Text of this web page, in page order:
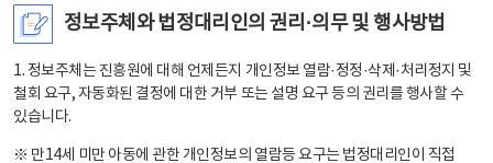
정보주체와 법정대리인의 권리·의무 및 행사방법
1. 정보주체는 진흥원에 대해 언제든지 개인정보 열람·정정·삭제·처리정지 및
철회 요구, 자동화된 결정에 대한 거부 또는 설명 요구 등의 권리를 행사할 수
있습니다.
※ 만14세 미만 아동에 관한 개인정보의 열람등 요구는 법정대리인이 직접